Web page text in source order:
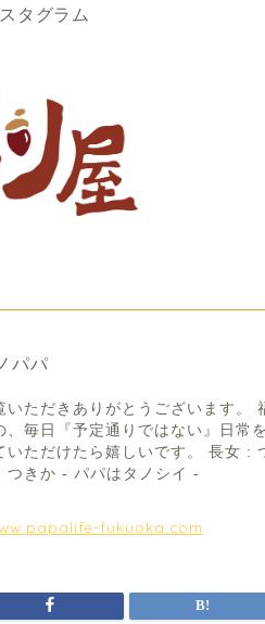
タグラム
パパ
いただきありがとうございます。
、毎日『予定通りではない』日常
いただけたら嬉しいです。 長女
つきか - パパはタノシイ -
fukuoka.com